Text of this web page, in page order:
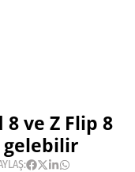
8 ve Z Flip 8